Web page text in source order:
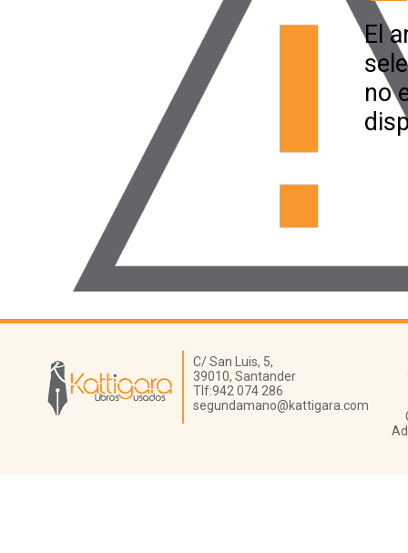
El
no
Librería Kattigara
C/ San Luis, 5,
39010, Santander
Tlf:942 074 286
segundamano@kattigara.com